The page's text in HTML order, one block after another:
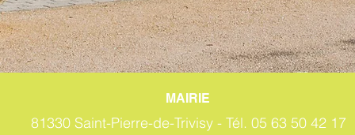
MAIRIE
81330 Saint-Pierre-de-Trivisy - Tél. 05 63 50 42 17